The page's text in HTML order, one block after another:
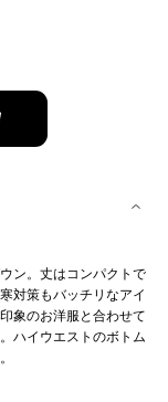
ン。丈はコンパクトで
対策もバッチリなアイ
象のお洋服と合わせて
ハイウエストのボトム